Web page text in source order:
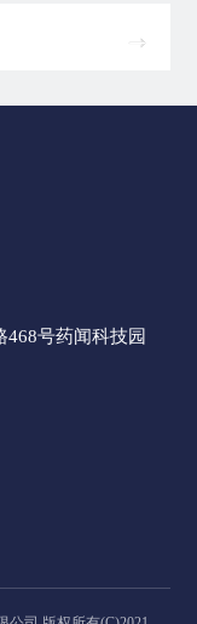
号药闻科技园